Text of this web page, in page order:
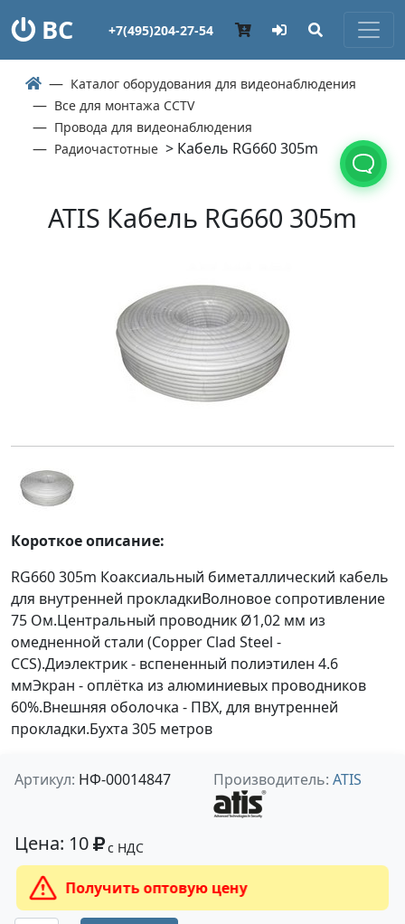
ВС +7(495)204-27-54
Каталог оборудования для видеонаблюдения
Все для монтажа CCTV
Провода для видеонаблюдения
Радиочастотные > Кабель RG660 305m
ATIS Кабель RG660 305m
Короткое описание:
RG660 305m Коаксиальный биметаллический кабель
для внутренней прокладкиВолновое сопротивление
75 Ом.Центральный проводник Ø1,02 мм из
омедненной стали (Copper Clad Steel -
CCS).Диэлектрик - вспененный полиэтилен 4.6
ммЭкран - оплётка из алюминиевых проводников
60%.Внешняя оболочка - ПВХ, для внутренней
прокладки.Бухта 305 метров
Артикул: НФ-00014847 Производитель: ATIS
Цена: 10 с НДС
Получить оптовую цену